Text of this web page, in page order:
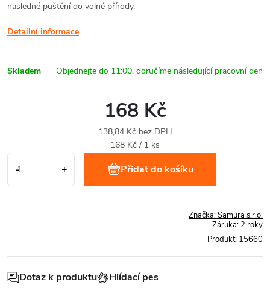
nasledné puštění do volné přírody.
Detailní informace
Skladem
168 Kč
138,84 Kč bez DPH
Měrná
168 Kč / 1 ks
Přidat do košíku
Značka:Samura s.r.o.
Záruka: 2 roky
Produkt: 15660
Dotaz k produktu Hlídací pes